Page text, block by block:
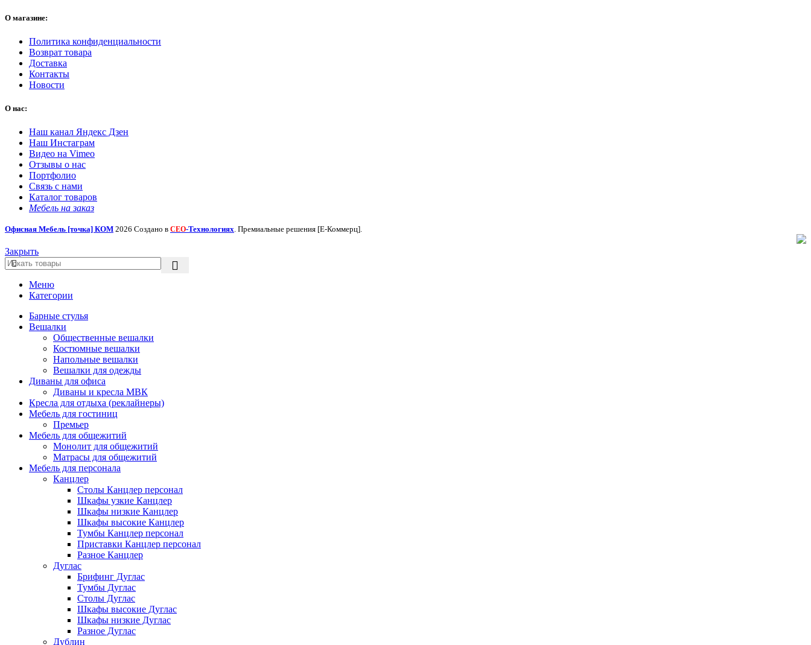
О магазине:
Политика конфиденциальности
Возврат товара
Доставка
Контакты
Новости
О нас:
Наш канал Яндекс Дзен
Наш Инстаграм
Видео на Vimeo
Отзывы о нас
Портфолио
Связь с нами
Каталог товаров
Мебель на заказ
Офисная Мебель [точка] КОМ 2026 Создано в СЕО-Технологиях. Премиальные решения [Е-Коммерц].
Закрыть
Меню
Категории
Барные стулья
Вешалки
Общественные вешалки
Костюмные вешалки
Напольные вешалки
Вешалки для одежды
Диваны для офиса
Диваны и кресла МВК
Кресла для отдыха (реклайнеры)
Мебель для гостиниц
Премьер
Мебель для общежитий
Монолит для общежитий
Матрасы для общежитий
Мебель для персонала
Канцлер
Столы Канцлер персонал
Шкафы узкие Канцлер
Шкафы низкие Канцлер
Шкафы высокие Канцлер
Тумбы Канцлер персонал
Приставки Канцлер персонал
Разное Канцлер
Дуглас
Брифинг Дуглас
Тумбы Дуглас
Столы Дуглас
Шкафы высокие Дуглас
Шкафы низкие Дуглас
Разное Дуглас
Дублин